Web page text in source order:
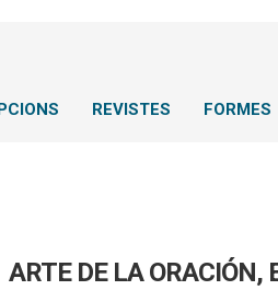
REVISTES FORMES
ARTE DE LA ORACIÓN,